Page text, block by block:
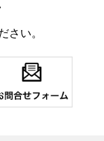
さい。